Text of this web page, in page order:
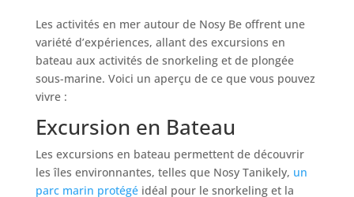
Les activités en mer autour de Nosy Be offrent une
variété d’expériences, allant des excursions en
bateau aux activités de snorkeling et de plongée
sous-marine. Voici un aperçu de ce que vous pouvez
vivre :
Excursion en Bateau
Les excursions en bateau permettent de découvrir
les îles environnantes, telles que Nosy Tanikely, un
parc marin protégéidéal pour le snorkeling et la